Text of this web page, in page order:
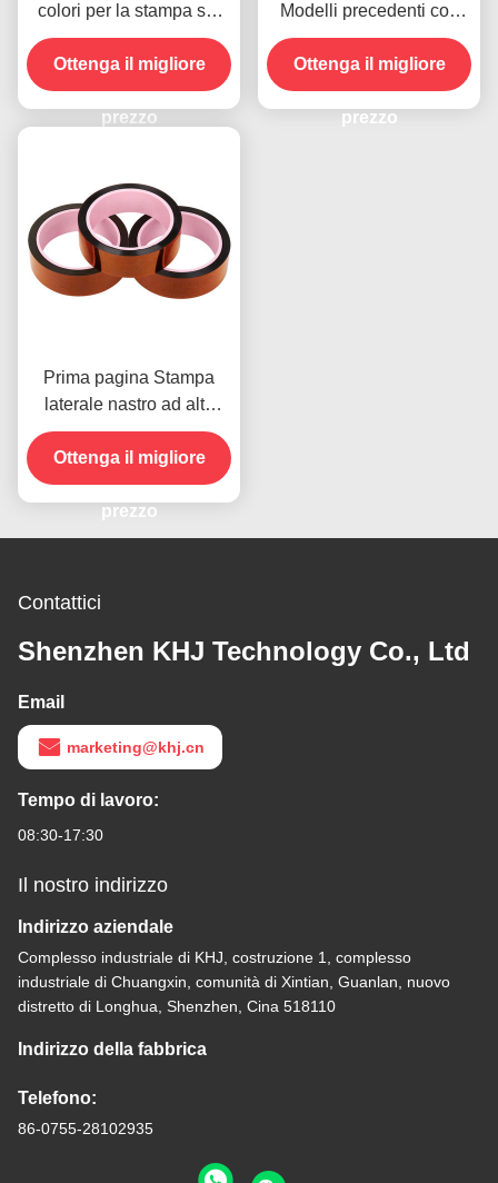
colori per la stampa sul
lato anteriore
Ottenga il migliore
prezzo
Modelli precedenti con
resistenza all'umidità e
resistenza alla buccia
2.5N/25mm
Ottenga il migliore
prezzo
Prima pagina Stampa
laterale nastro ad alta
temperatura per il
prodotto in magazzino
Ottenga il migliore
prezzo
Contattici
Shenzhen KHJ Technology Co., Ltd
Email
marketing@khj.cn
Tempo di lavoro:
08:30-17:30
Il nostro indirizzo
Indirizzo aziendale
Complesso industriale di KHJ, costruzione 1, complesso
industriale di Chuangxin, comunità di Xintian, Guanlan, nuovo
distretto di Longhua, Shenzhen, Cina 518110
Indirizzo della fabbrica
Telefono:
86-0755-28102935